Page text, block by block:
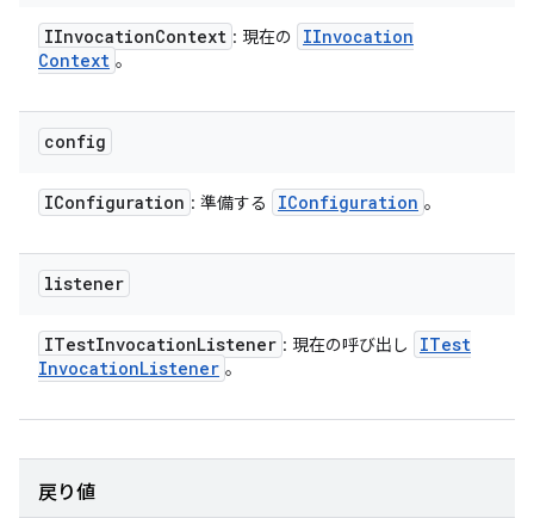
IInvocationContext : 現在の
IInvocation
Context 。
config
IConfiguration : 準備する IConfiguration 。
listener
ITestInvocationListener : 現在の呼び出し
ITest
InvocationListener 。
戻り値